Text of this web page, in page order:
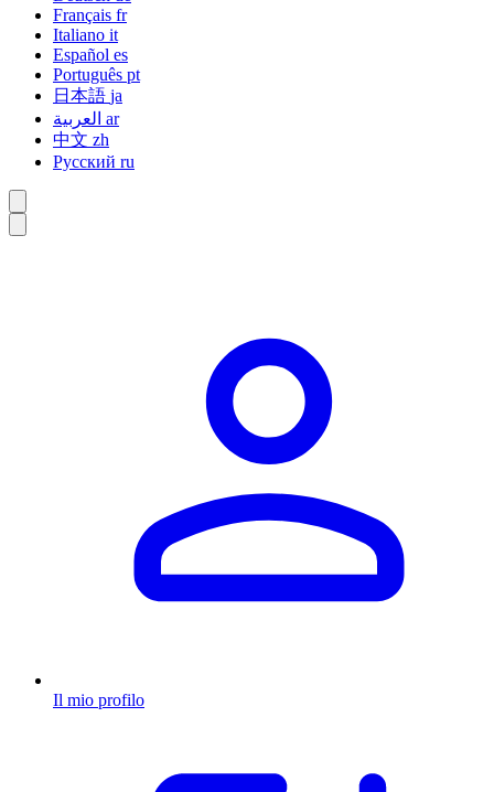
Français fr
Italiano it
Español es
Português pt
日本語 ja
ar
中文 zh
Русский ru
Il mio profilo